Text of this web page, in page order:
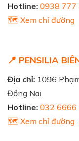
Hotline: 0938 777
🗺️ Xem chỉ đường
📍 PENSILIA
Địa chỉ: 1096
Đồng Nai
Hotline: 032 6666
🗺️ Xem chỉ đường